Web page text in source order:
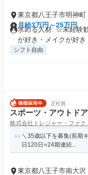
東京都八王子市明神町
月給3万円～25万円
求める人材: ☆未経験
が好き・メイクが好き
シフト自由
正社員
スポーツ・アウトド
株式会社トレジャー・ファク
＼35歳以下を募集(長期
日120日⭐️24期連続...
東京都八王子市南大沢